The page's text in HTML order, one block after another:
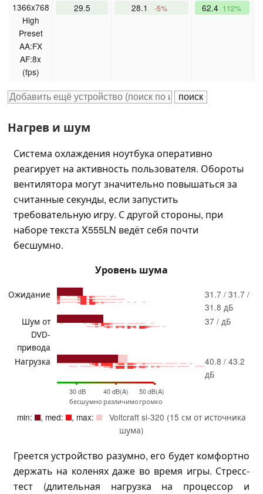
1366x768
High
Preset
AA:FX
AF:8x
(fps)
29.5 28.1 -5% 62.4 112%
Нагрев и шум
Система охлаждения ноутбука оперативно
реагирует на активность пользователя. Обороты
вентилятора могут значительно повышаться за
считанные секунды, если запустить
требовательную игру. С другой стороны, при
наборе текста X555LN ведёт себя почти
бесшумно.
Уровень шума
Ожидание
31.7 / 31.7 /
31.8 дБ
Шум от
DVD-
привода
37 / дБ
Нагрузка
40.8 / 43.2
дБ
30 dB
бесшумно
40 dB(A)
различимо
50 dB(A)
громко
min: , med: , max:
Voltcraft sl-320 (15 см от источника
шума)
Греется устройство разумно, его будет комфортно
держать на коленях даже во время игры. Стресс-
тест (длительная нагрузка на процессор и